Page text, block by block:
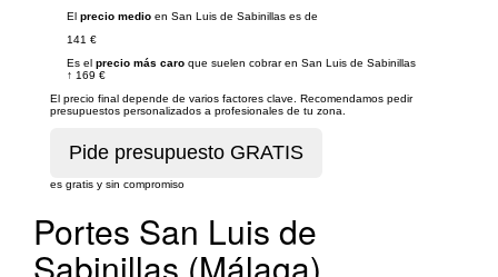
El precio medio en San Luis de Sabinillas es de
141 €
Es el precio más caro que suelen cobrar en San Luis de Sabinillas
↑ 169 €
El precio final depende de varios factores clave. Recomendamos pedir
presupuestos personalizados a profesionales de tu zona.
es gratis y sin compromiso
Portes San Luis de